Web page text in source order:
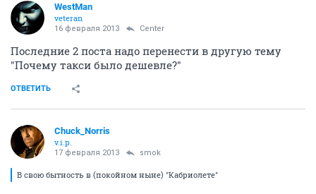
WestMan
veteran
16 февраля 2013 Center
Последние 2 поста надо перенести в другую тему
"Почему такси было дешевле?"
ОТВЕТИТЬ
Chuck_Norris
v.i.p.
17 февраля 2013 smok
В свою бытность в (покойном ныне) "Кабриолете"